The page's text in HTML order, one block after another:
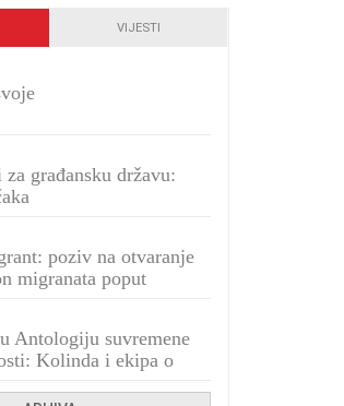
VIJESTI
građansku državu:
poziv na otvaranje
migranata poput
Antologiju suvremene
Kolinda i ekipa o